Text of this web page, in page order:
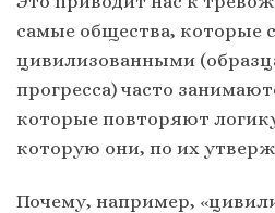
самые общества, которые
цивилизованными
прогресса) часто
которые повторяют
которую они, по их
Почему, например,